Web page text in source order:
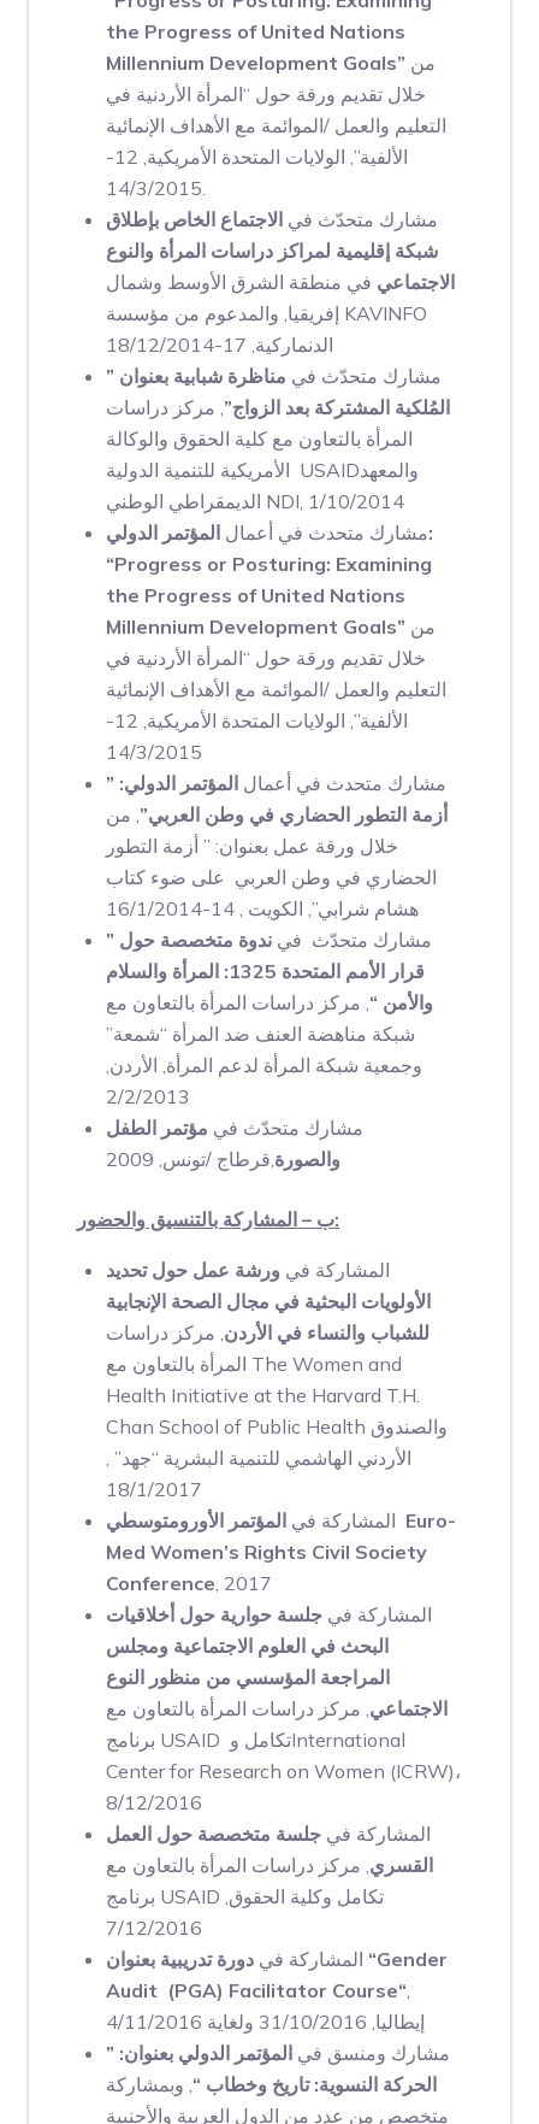
the Progress of United Nations
Millennium Development Goals”
خلال تقديم ورقة حول “المرأة الأردنية في
التعليم والعمل /الموائمة مع الأهداف الإنمائية
الألفية”, الولايات المتحدة الأمريكية, 12-
14/3/2015.
مشارك متحدّث في الاجتماع الخاص بإطلاق
شبكة إقليمية لمراكز دراسات المرأة والنوع
الاجتماعي في منطقة الشرق الأوسط وشمال
إفريقيا, والمدعوم من مؤسسة KAVINFO
الدنماركية, 17-18/12/2014
مشارك متحدّث في مناظرة شبابية بعنوان ”
المُلكية المشتركة بعد الزواج”, مركز دراسات
المرأة بالتعاون مع كلية الحقوق والوكالة
الأمريكية للتنمية الدولية USAIDوالمعهد
الديمقراطي الوطني NDI, 1/10/2014
مشارك متحدث في أعمال المؤتمر الدولي:
“Progress or Posturing: Examining
the Progress of United Nations
Millennium Development Goals”
خلال تقديم ورقة حول “المرأة الأردنية في
التعليم والعمل /الموائمة مع الأهداف الإنمائية
الألفية”, الولايات المتحدة الأمريكية, 12-
14/3/2015
مشارك متحدث في أعمال المؤتمر الدولي: ”
أزمة التطور الحضاري في وطن العربي”, من
خلال ورقة عمل بعنوان: ” أزمة التطور
الحضاري في وطن العربي على ضوء كتاب
هشام شرابي”, الكويت , 14-16/1/2014
مشارك متحدّث في ندوة متخصصة حول ”
قرار الأمم المتحدة 1325: المرأة والسلام
والأمن “, مركز دراسات المرأة بالتعاون مع
شبكة مناهضة العنف ضد المرأة “شمعة”
وجمعية شبكة المرأة لدعم المرأة, الأردن,
2/2/2013
مشارك متحدّث في مؤتمر الطفل
والصورة,قرطاج /تونس, 2009
ب – المشاركة بالتنسيق والحضور:
المشاركة في ورشة عمل حول تحديد
الأولويات البحثية في مجال الصحة الإنجابية
للشباب والنساء في الأردن, مركز دراسات
المرأة بالتعاون مع The Women and
Health Initiative at the Harvard T.H.
Chan School of Public Health والصندوق
الأردني الهاشمي للتنمية البشرية “جهد” ,
18/1/2017
المشاركة في Euro-
Med Women’s Rights Civil Society
Conference, 2017
المشاركة في جلسة حوارية حول أخلاقيات
البحث في العلوم الاجتماعية ومجلس
المراجعة المؤسسي من منظور النوع
الاجتماعي, مركز دراسات المرأة بالتعاون مع
برنامج USAID تكامل وInternational
Center for Research on Women (ICRW)،
8/12/2016
المشاركة في جلسة متخصصة حول العمل
القسري, مركز دراسات المرأة بالتعاون مع
برنامج USAID تكامل وكلية الحقوق,
7/12/2016
المشاركة في دورة تدريبية بعنوان “Gender
Audit (PGA) Facilitator Course“,
إيطاليا, 31/10/2016 ولغاية 4/11/2016
مشارك ومنسق في المؤتمر الدولي بعنوان: ”
الحركة النسوية: تاريخ وخطاب “, وبمشاركة
متخصص من عدد من الدول العربية والأجنبية